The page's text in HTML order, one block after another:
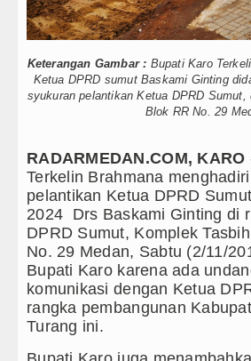
Video
Kesehatan
Kuliner
Pengobatan Pasien Kanker
Waas Nonaktifkan Lurah AUR,
LSL Pengidap HIV/AIDS di
Dibungkam Real Betis pada
Tumbang Ditekuk Juventus
Hanya Bermain Imbang
Munich vs Aston Villa Laga
D DPRDSU Ikut Gubsu Bobby
Keterangan Gambar : Bupati Karo
Ketua DPRD sumut Baskami Ginting
syukuran pelantikan Ketua DPRD
Blok RR No. 29
RADARMEDAN.COM, KARO
Terkelin Brahmana
pelantikan Ketua DPRD
2024 Drs Baskami Ginting di
DPRD Sumut, Komplek
No. 29 Medan, Sabtu (2/11/
Bupati Karo karena ada
komunikasi dengan Ketua
rangka pembangunan
Turang ini.